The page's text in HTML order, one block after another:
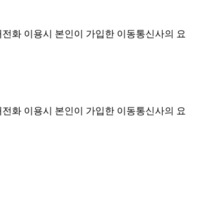
전화 이용시 본인이 가입한 이동통신사의 요
전화 이용시 본인이 가입한 이동통신사의 요